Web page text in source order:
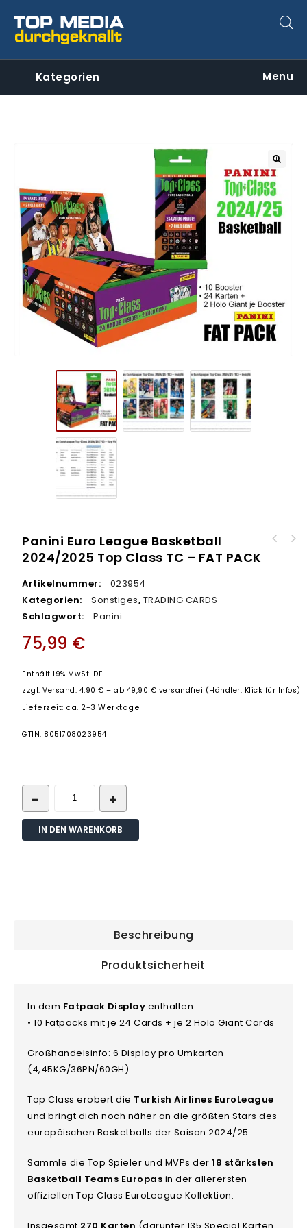
Kategorien Menu
🔍
Panini Euro League Basketball
2024/2025 Top Class TC – FAT PACK
Artikelnummer:
023954
Kategorien:
Sonstiges, TRADING CARDS
Schlagwort:
Panini
75,99 €
Enthält 19% MwSt. DE
zzgl.Versand: 4,90 € – ab 49,90 € versandfrei (Händler: Klick für Infos)
Lieferzeit: ca. 2-3 Werktage
GTIN: 8051708023954
IN DEN WARENKORB
Beschreibung
Produktsicherheit
In dem Fatpack Display enthalten:
• 10 Fatpacks mit je 24 Cards + je 2 Holo Giant Cards
Großhandelsinfo: 6 Display pro Umkarton
(4,45KG/36PN/60GH)
Top Class erobert die Turkish Airlines EuroLeague
und bringt dich noch näher an die größten Stars des
europäischen Basketballs der Saison 2024/25.
Sammle die Top Spieler und MVPs der18 stärksten
Basketball Teams Europas in der allerersten
offiziellen Top Class EuroLeague Kollektion.
Insgesamt 270 Karten (darunter 135 Special Karten